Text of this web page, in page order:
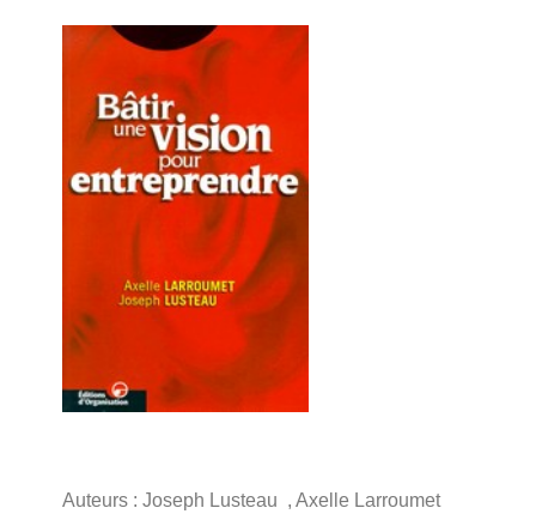
Auteurs : Joseph Lusteau , Axelle Larroumet